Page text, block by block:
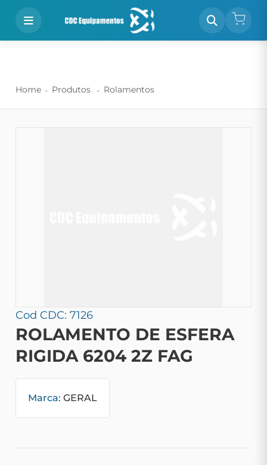
Home Produtos Rolamentos
Cod CDC: 7126
ROLAMENTO DE ESFERA
RIGIDA 6204 2Z FAG
Marca: GERAL